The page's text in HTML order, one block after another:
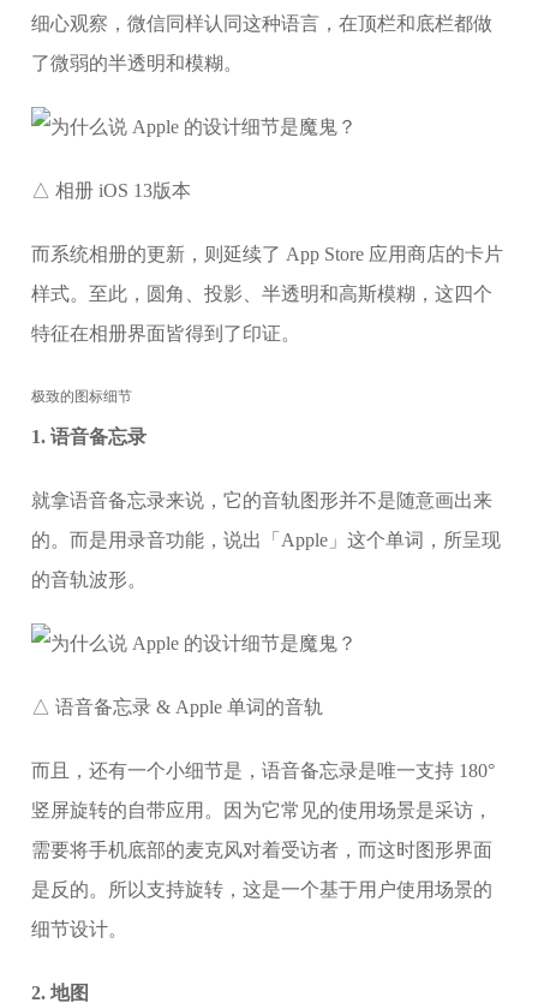
细心观察，微信同样认同这种语言，在顶栏和底栏都做
了微弱的半透明和模糊。
△ 相册 iOS 13版本
而系统相册的更新，则延续了 App Store 应用商店的卡片
样式。至此，圆角、投影、半透明和高斯模糊，这四个
特征在相册界面皆得到了印证。
极致的图标细节
1. 语音备忘录
就拿语音备忘录来说，它的音轨图形并不是随意画出来
的。而是用录音功能，说出「Apple」这个单词，所呈现
的音轨波形。
△ 语音备忘录 & Apple 单词的音轨
而且，还有一个小细节是，语音备忘录是唯一支持 180°
竖屏旋转的自带应用。因为它常见的使用场景是采访，
需要将手机底部的麦克风对着受访者，而这时图形界面
是反的。所以支持旋转，这是一个基于用户使用场景的
细节设计。
2. 地图